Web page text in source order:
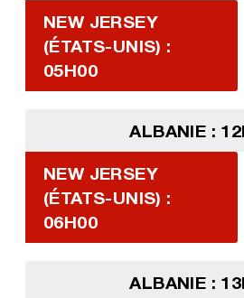
NEW JERSEY
(ÉTATS-UNIS) :
05H00
ALBANIE :
NEW JERSEY
(ÉTATS-UNIS) :
06H00
ALBANIE :